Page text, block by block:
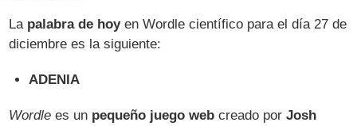
La palabra de hoyen Wordle científico para el día 27 de
diciembre es la siguiente:
ADENIA
Wordle es un pequeño juego web creado porJosh